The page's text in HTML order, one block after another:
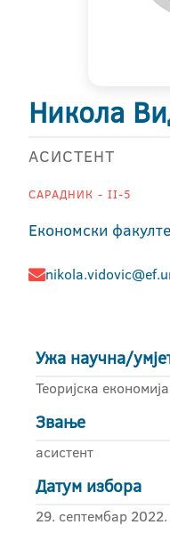
Никола
АСИСТЕНТ
САРАДНИК - II-5
Економски
Ужа научна/
Теоријска економија
Звање
асистент
Датум избора
29. септембар 2022.